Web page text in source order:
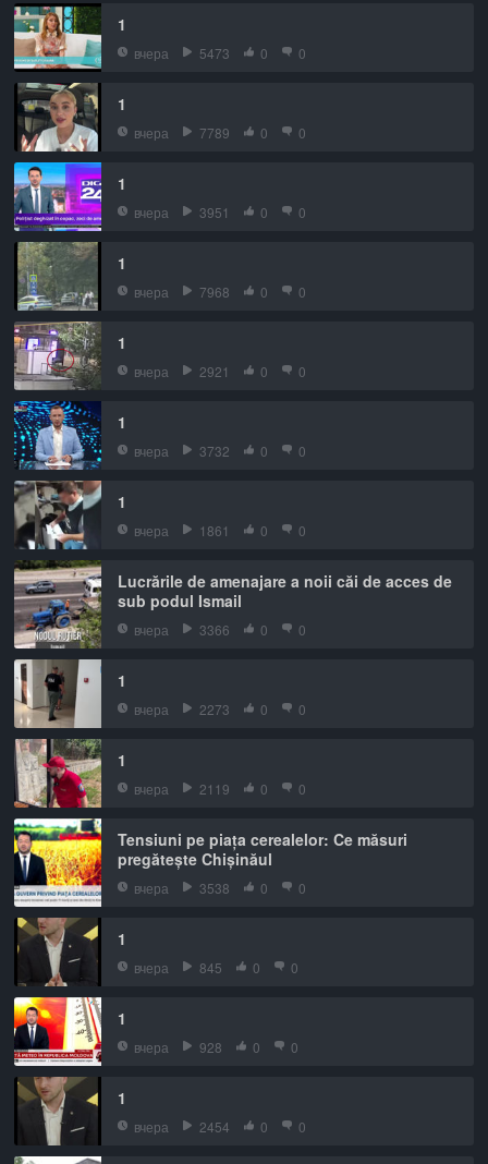
1
вчера 5473 0 0
1
вчера 7789 0 0
1
вчера 3951 0 0
1
вчера 7968 0 0
1
вчера 2921 0 0
1
вчера 3732 0 0
1
вчера 1861 0 0
Lucrările de amenajare a noii căi de acces de
sub podul Ismail
вчера 3366 0 0
1
вчера 2273 0 0
1
вчера 2119 0 0
Tensiuni pe piața cerealelor: Ce măsuri
pregătește Chișinăul
вчера 3538 0 0
1
вчера 845 0 0
1
вчера 928 0 0
1
вчера 2454 0 0